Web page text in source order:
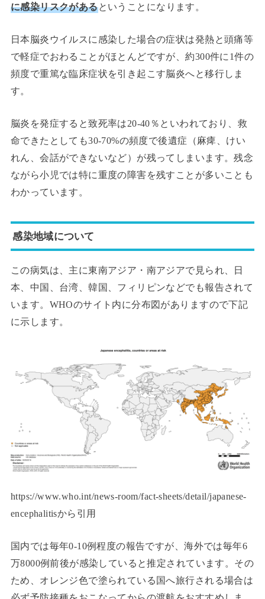
に感染リスクがあるということになります。
日本脳炎ウイルスに感染した場合の症状は発熱と頭痛等
で軽症でおわることがほとんどですが、約300件に1件の
頻度で重篤な臨床症状を引き起こす脳炎へと移行しま
す。
脳炎を発症すると致死率は20-40％といわれており、救
命できたとしても30-70%の頻度で後遺症（麻痺、けい
れん、会話ができないなど）が残ってしまいます。残念
ながら小児では特に重度の障害を残すことが多いことも
わかっています。
感染地域について
この病気は、主に東南アジア・南アジアで見られ、日
本、中国、台湾、韓国、フィリピンなどでも報告されて
います。WHOのサイト内に分布図がありますので下記
に示します。
https://www.who.int/news-room/fact-sheets/detail/japanese-
encephalitisから引用
国内では毎年0-10例程度の報告ですが、海外では毎年6
万8000例前後が感染していると推定されています。その
ため、オレンジ色で塗られている国へ旅行される場合は